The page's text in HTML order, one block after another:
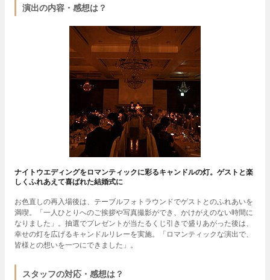
演出の内容・感想は？
ナイトウエディングをロマンティックに彩るキャンドルの灯。ゲストと楽
しくふれあえて喜ばれた結婚式に
お色直しの再入場後は、テーブルフォトラウンドでゲストとのふれあいを
満喫。「一人ひとりへのご挨拶や写真撮影ができ、かけがえのない時間に
なりました」。抽選でプレゼントが当たるくじ引きで盛りあがった後は、
幸せの灯を広げるキャンドルリレーを実施。「ロマンティックな演出で、
皆様との想いを一つにできました」。
スタッフの対応・感想は？